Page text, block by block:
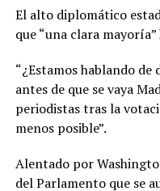
El alto diplomático
que “una clara
“¿Estamos hablando de
antes de que se vaya
periodistas tras la
menos posible”.
Alentado por
del Parlamento que se